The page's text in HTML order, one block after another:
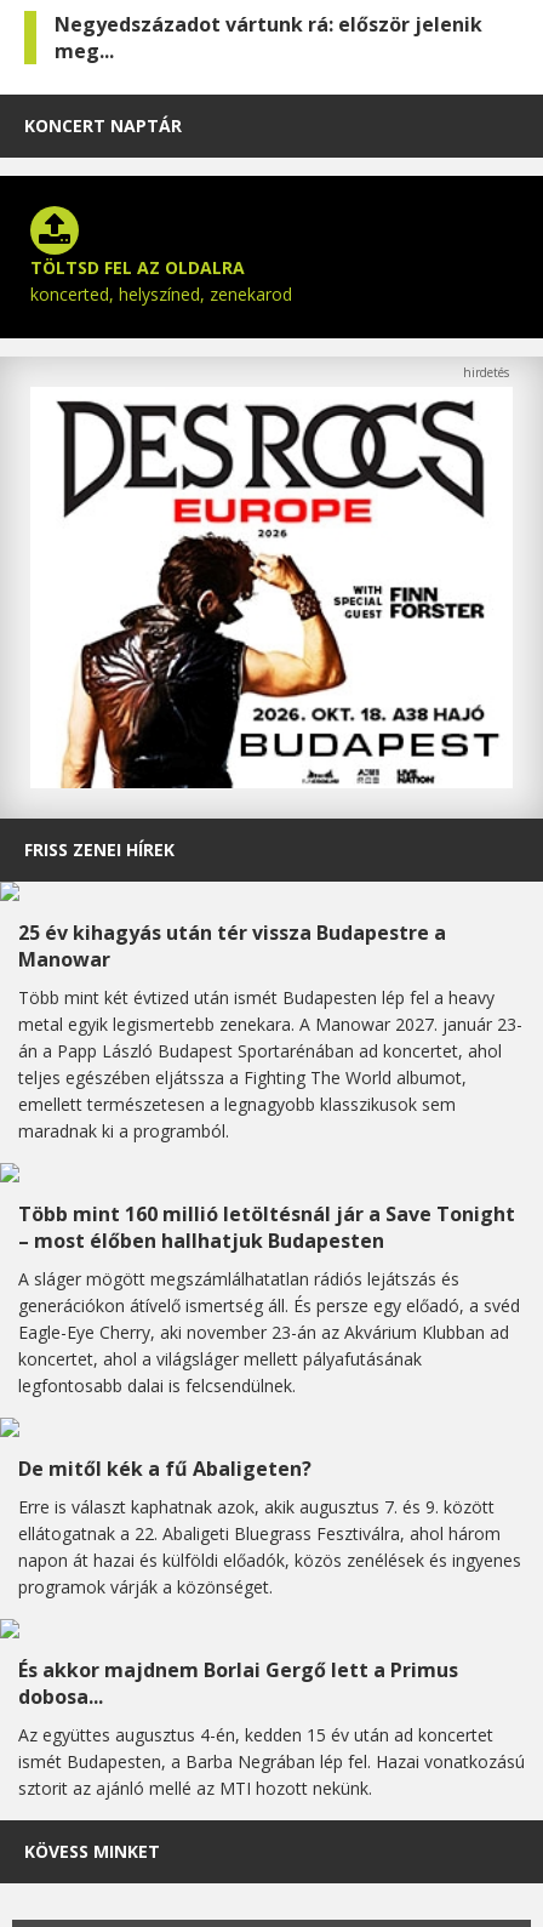
Negyedszázadot vártunk rá: először jelenik
meg...
KONCERT NAPTÁR
TÖLTSD FEL AZ OLDALRA
koncerted, helyszíned, zenekarod
FRISS ZENEI HÍREK
25 év kihagyás után tér vissza Budapestre a
Manowar
Több mint két évtized után ismét Budapesten lép fel a heavy
metal egyik legismertebb zenekara. A Manowar 2027. január 23-
án a Papp László Budapest Sportarénában ad koncertet, ahol
teljes egészében eljátssza a Fighting The World albumot,
emellett természetesen a legnagyobb klasszikusok sem
maradnak ki a programból.
Több mint 160 millió letöltésnál jár a Save Tonight
– most élőben hallhatjuk Budapesten
A sláger mögött megszámlálhatatlan rádiós lejátszás és
generációkon átívelő ismertség áll. És persze egy előadó, a svéd
Eagle-Eye Cherry, aki november 23-án az Akvárium Klubban ad
koncertet, ahol a világsláger mellett pályafutásának
legfontosabb dalai is felcsendülnek.
De mitől kék a fű Abaligeten?
Erre is választ kaphatnak azok, akik augusztus 7. és 9. között
ellátogatnak a 22. Abaligeti Bluegrass Fesztiválra, ahol három
napon át hazai és külföldi előadók, közös zenélések és ingyenes
programok várják a közönséget.
És akkor majdnem Borlai Gergő lett a Primus
dobosa...
Az együttes augusztus 4-én, kedden 15 év után ad koncertet
ismét Budapesten, a Barba Negrában lép fel. Hazai vonatkozású
sztorit az ajánló mellé az MTI hozott nekünk.
KÖVESS MINKET